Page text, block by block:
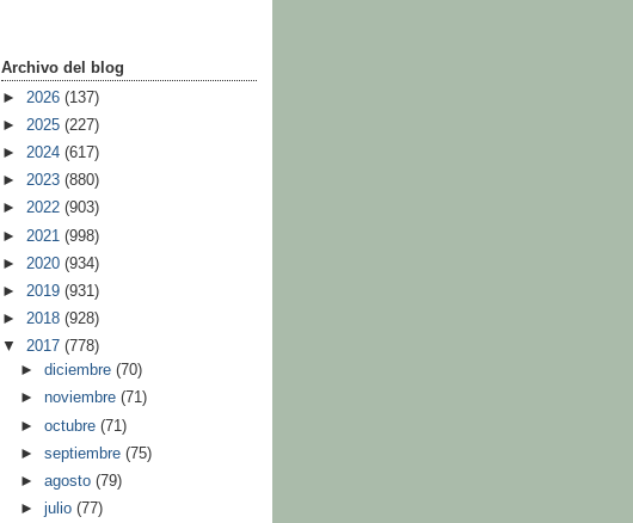
Archivo del blog
► 2026 (137)
► 2025 (227)
► 2024 (617)
► 2023 (880)
► 2022 (903)
► 2021 (998)
► 2020 (934)
► 2019 (931)
► 2018 (928)
▼ 2017 (778)
►diciembre(70)
►noviembre(71)
►octubre(71)
►septiembre(75)
►agosto(79)
►julio(77)